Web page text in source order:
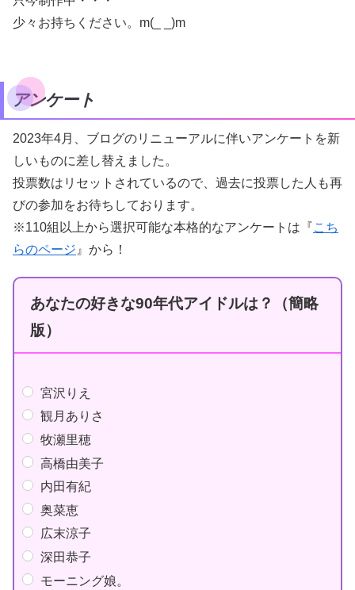
少々お持ちください。m(_ _)m
アンケート
2023年4月、ブログのリニューアルに伴いアンケートを新
しいものに差し替えました。
投票数はリセットされているので、過去に投票した人も再
びの参加をお待ちしております。
※110組以上から選択可能な本格的なアンケートは『こち
らのページ 』から！
あなたの好きな90年代アイドルは？（簡略
版）
宮沢りえ
観月ありさ
牧瀬里穂
高橋由美子
内田有紀
奥菜恵
広末涼子
深田恭子
モーニング娘。